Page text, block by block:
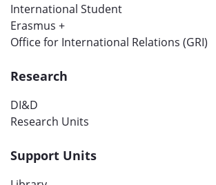
International Student
Erasmus +
Office for International Relations (GRI)
Research
DI&D
Research Units
Support Units